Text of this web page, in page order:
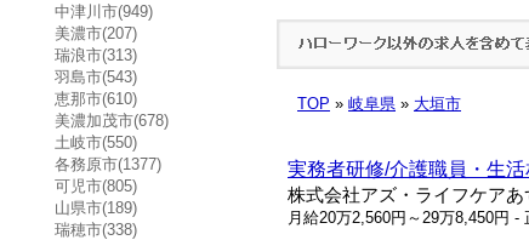
中津川市(949)
美濃市(207)
瑞浪市(313)
羽島市(543)
恵那市(610)
美濃加茂市(678)
土岐市(550)
各務原市(1377)
可児市(805)
山県市(189)
瑞穂市(338)
TOP » 岐阜県 » 大垣市
実務者研修/介護職員・生
株式会社アズ・ライフケアあ
月給20万2,560円～29万8,450円 -